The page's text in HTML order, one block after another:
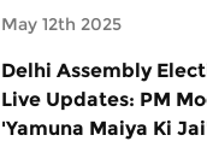
May 12th 2025
Delhi Assembly
Live Updates: PM
'Yamuna Maiya Ki